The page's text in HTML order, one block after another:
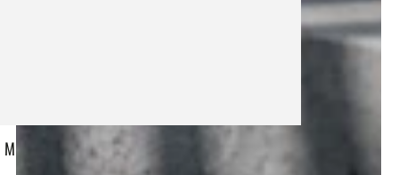
ÉVITER QUE LA BARBE FRISE